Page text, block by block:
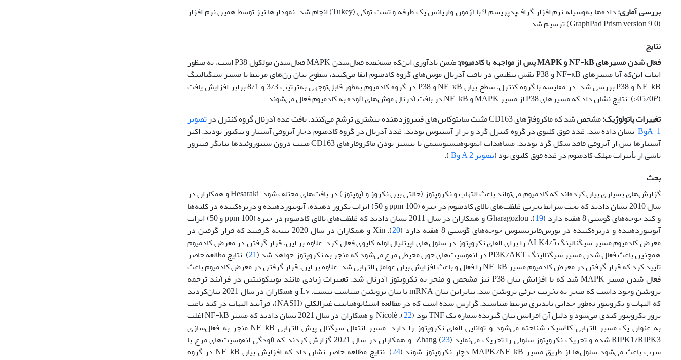
بررسی آماری:
داده‌ها به‌وسیله نرم افزار گراف‌پد‌پریسم 9 با آزمون واریانس یک طرفه و تست توکی (Tukey) انجام شد. نمودارها نیز توسط همین نرم افزار
(GraphPad Prism version 9.0) ترسیم شد.
نتایج
فعال شدن مسیرهایNF-kBوMAPKپس از مواجهه با کادمیوم:
ضمن یادآوری این‌که مشخصه فعال‌شدن MAPK فعال‌شدن مولکول P38 است، به منظور
اثبات این‌که آیا مسیرهای NF-κB و P38 نقش تنظیمی در بافت آدرنال موش‌های گروه کادمیوم ایفا می‌کنند، سطوح بیان ژن‌های مرتبط با مسیر سیگنالینگ
NF-kB و P38 بررسی ‌شد. در مقایسه با گروه کنترل، سطح بیان NF-κB و P38 در گروه کادمیوم به‌طور قابل‌توجهی به‌ترتیب 3/3 و 8/1 برابر افزایش یافت
(05/0
P
<). نتایج نشان ‌داد که مسیرهای P38 از مسیر MAPK و NF-kB در بافت آدرنال موش‌های آلوده به کادمیوم فعال می‌شوند.
تغییرات پاتولوژیک:مشخص‌ شد که ماکروفاژهای CD163 مثبت سایتوکاین‌های فیبروز‌دهنده بیشتری ترشح می‌کنند. بافت غده آدرنال گروه کنترل در
تصویر
1 AوB
نشان ‌داده‌ شد. غدد فوق کلیوی در گروه کنترل گرد و پر از آسینوس بودند. غدد آدرنال در گروه کادمیوم دچار آتروفی آسینار و پیکنوز بودند. اکثر
آسینارها پس از آتروفی فاقد شکل گرد بودند. مشاهدات ایمونوهیستوشیمی با بیشتر بودن ماکروفاژهای CD163 مثبت درون سینوزوئیدها بیانگر فیبروز
ناشی از تأثیرات مهلک کادمیوم در غده فوق کلیوی بود (تصویر 2 A وB
).
بحث
گزارش‌های بسیاری بیان کرده‌اند که کادمیوم می‌تواند باعث التهاب و نکروپتوز (حالتی بین نکروز و آپوپتوز) در بافت‌های مختلف شود. Hesaraki و همکاران در
سال 2010 نشان ‌دادند که تحت شرایط تجربی غلظت‌های بالای کادمیوم در جیره (ppm 100 و 50)‌ ‌اثرات نکروز دهنده، آپوپتوز‌دهنده و دژنره‌کننده در کلیه‌ها
و کبد جوجه‌های گوشتی 8 هفته دارد (
19
). Gharagozlou و همکاران در سال 2011 نشان دادند که غلظت‌های بالای کادمیوم در جیره (ppm 100 و 50)‌ ‌اثرات
آپوپتوز‌دهنده و دژنره‌کننده در بورس‌فابریسیوس جوجه‌های گوشتی 8 هفته دارد (
20
). Xin و همکاران در سال 2020 نتیجه ‌گرفتند که قرار‌ گرفتن در
معرض کادمیوم مسیر سیگنالینگ ALK4/5 را برای القای نکروپتوز در سلول‌های اپیتلیال لوله کلیوی فعال کرد. علاوه بر این، قرار ‌گرفتن در معرض کادمیوم
همچنین باعث فعال شدن مسیر سیگنالینگ PI3K/AKT در لنفوسیت‌های خون محیطی مرغ می‌شود که منجر به نکروپتوز خواهد‌ شد (
21). نتایج مطالعه حاضر
تأیید کرد که قرار‌ گرفتن در معرض کادمیوم مسیر NF-kB را فعال و باعث افزایش بیان عوامل التهابی شد. علاوه بر این، قرار‌ گرفتن در معرض کادمیوم باعث
فعال شدن مسیر MAPK شد که با افزایش بیان P38 نیز مشخص و منجر به نکروپتوز آدرنال شد. تغییرات زیادی مانند یوبیکوئیتین در فرآیند ترجمه
پروتئین وجود داشت که منجر به تخریب جزئی پروتئین ‌شد. بنابراین بیان mRNA با بیان پروتئین متناسب نیست. Lv و همکاران در سال 2021 بیان‌کردند
که التهاب و نکروپتوز به‌طور جدایی ناپذیری مرتبط می‎باشند. گزارش شده ‌است که در مطالعه استئاتوهپاتیت غیر‌الکلی (NASH)، فرآیند التهاب در کبد باعث
بروز نکروپتوز کبدی می‌شود و دلیل آن افزایش بیان گیرنده شماره یک TNF بود (
22
). Nicolè و همکاران در سال 2021 نشان ‌دادند که مسیر NF-kB اغلب
به عنوان یک مسیر التهابی کلاسیک شناخته ‌می‌شود و توانایی القای نکروپتوز را دارد. مسیر انتقال سیگنال پیش التهابی NF-kB منجر به فعال‌سازی
RIPK1/RIPK3 شده و تحریک نکروپتوز سلولی را تحریک می‌نماید (
23
).Zhang و همکاران در سال 2021 گزارش کردند که آلودگی لنفوسیت‌های مرغ با
سرب باعث می‌شود سلول‌ها از طریق مسیر MAPK/NF-kB دچار نکروپتوز شوند (
24
). نتایج مطالعه حاضر نشان‌ داد که افزایش بیان NF-kB در گروه